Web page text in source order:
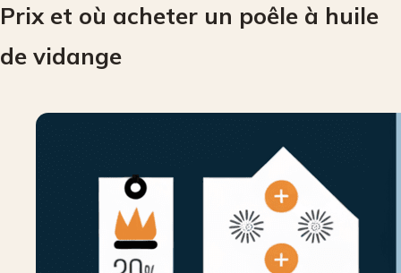
Prix et où acheter un poêle à huile
de vidange